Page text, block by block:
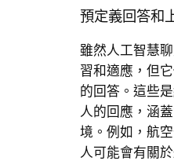
預定義回答和
雖然人工智慧
習和適應，但
的回答。這些
人的回應，涵
境。例如，航
人可能會有關